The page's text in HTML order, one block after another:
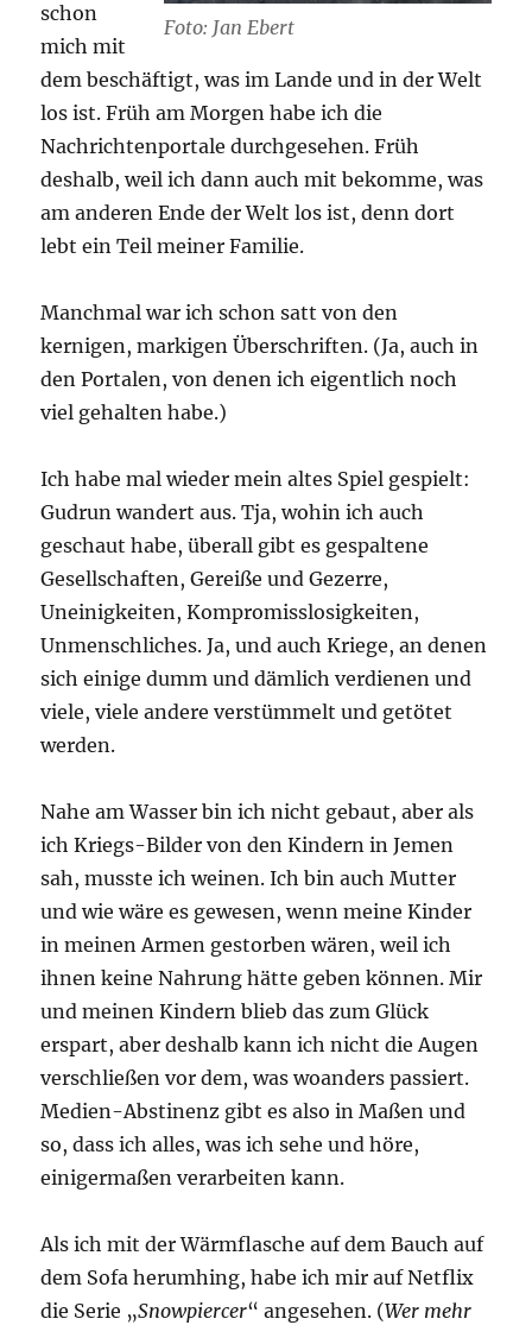
Foto: Jan Ebert
schon
mich mit
dem beschäftigt, was im Lande und in der Welt
los ist. Früh am Morgen habe ich die
Nachrichtenportale durchgesehen. Früh
deshalb, weil ich dann auch mit bekomme, was
am anderen Ende der Welt los ist, denn dort
lebt ein Teil meiner Familie.
Manchmal war ich schon satt von den
kernigen, markigen Überschriften. (Ja, auch in
den Portalen, von denen ich eigentlich noch
viel gehalten habe.)
Ich habe mal wieder mein altes Spiel gespielt:
Gudrun wandert aus. Tja, wohin ich auch
geschaut habe, überall gibt es gespaltene
Gesellschaften, Gereiße und Gezerre,
Uneinigkeiten, Kompromisslosigkeiten,
Unmenschliches. Ja, und auch Kriege, an denen
sich einige dumm und dämlich verdienen und
viele, viele andere verstümmelt und getötet
werden.
Nahe am Wasser bin ich nicht gebaut, aber als
ich Kriegs-Bilder von den Kindern in Jemen
sah, musste ich weinen. Ich bin auch Mutter
und wie wäre es gewesen, wenn meine Kinder
in meinen Armen gestorben wären, weil ich
ihnen keine Nahrung hätte geben können. Mir
und meinen Kindern blieb das zum Glück
erspart, aber deshalb kann ich nicht die Augen
verschließen vor dem, was woanders passiert.
Medien-Abstinenz gibt es also in Maßen und
so, dass ich alles, was ich sehe und höre,
einigermaßen verarbeiten kann.
Als ich mit der Wärmflasche auf dem Bauch auf
dem Sofa herumhing, habe ich mir auf Netflix
die Serie „Snowpiercer“ angesehen. (Wer mehr